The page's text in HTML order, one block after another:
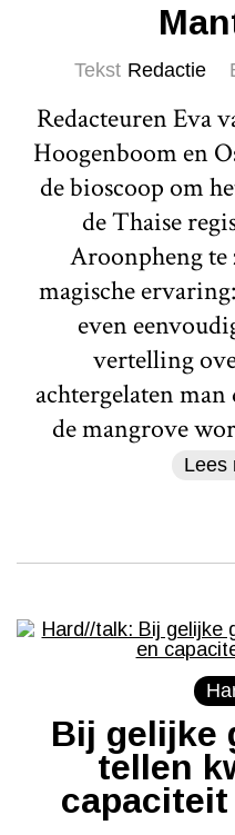
Tekst Redactie
Redacteuren Eva
Hoogenboom en
de bioscoop om
de Thaise
Aroonpheng te
magische
even
vertelling
achtergelaten
de mangrove
Lees
Bij gelijke
tellen
capaciteit